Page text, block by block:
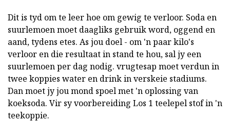
Dit is tyd om te leer hoe om gewig te verloor. Soda en
suurlemoen moet daagliks gebruik word, oggend en
aand, tydens etes. As jou doel - om 'n paar kilo's
verloor en die resultaat in stand te hou, sal jy een
suurlemoen per dag nodig. vrugtesap moet verdun in
twee koppies water en drink in verskeie stadiums.
Dan moet jy jou mond spoel met 'n oplossing van
koeksoda. Vir sy voorbereiding Los 1 teelepel stof in 'n
teekoppie.